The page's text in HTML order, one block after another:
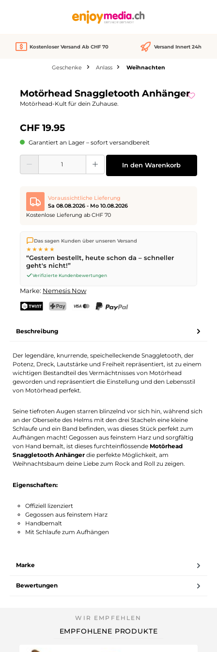
Kostenloser Versand Ab CHF 70 Versand Innert 24h
Geschenke Anlass Weihnachten
Motörhead Snaggletooth Anhänger
Motörhead-Kult für dein Zuhause.
CHF 19.95
Garantiert an Lager – sofort versandbereit
Produkt Anzahl: Gib den gewünschten Wert ein oder benutze die
In den Warenkorb
Voraussichtliche Lieferung
Sa 08.08.2026 - Mo 10.08.2026
Kostenlose Lieferung ab CHF 70
Wir versenden direkt aus unserem Lager in Kriens. Ab
ist die Lieferung kostenlos. Bestellungen bis
werden noch am selben Tag versendet – Zustellung am
nächsten Werktagmit der Schweizerischen Post.
Samstagszustellung am
bisFreitag, 17 Uhr.
Das sagen Kunden über unseren Versand
★★★★★
“Gestern bestellt, heute schon da – schneller
geht's nicht!”
Verifizierte Kundenbewertungen
Marke: Nemesis Now
Beschreibung
Der legendäre, knurrende, speichelleckende Snaggletooth, der
Potenz, Dreck, Lautstärke und Freiheit repräsentiert, ist zu einem
wichtigen Bestandteil des Vermächtnisses von Motörhead
geworden und repräsentiert die Einstellung und den Lebensstil
von Motörhead perfekt.
Seine tiefroten Augen starren blinzelnd vor sich hin, während sich
an der Oberseite des Helms mit den drei Stacheln eine kleine
Schlaufe und ein Band befinden, was dieses Stück perfekt zum
Aufhängen macht! Gegossen aus feinstem Harz und sorgfältig
von Hand bemalt, ist dieses furchteinflössende Motörhead
Snaggletooth Anhänger die perfekte Möglichkeit, am
Weihnachtsbaum deine Liebe zum Rock and Roll zu zeigen.
Eigenschaften:
Offiziell lizenziert
Gegossen aus feinstem Harz
Handbemalt
Mit Schlaufe zum Aufhängen
Marke
Bewertungen
EMPFOHLENE PRODUKTE